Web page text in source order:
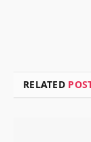
RELATED